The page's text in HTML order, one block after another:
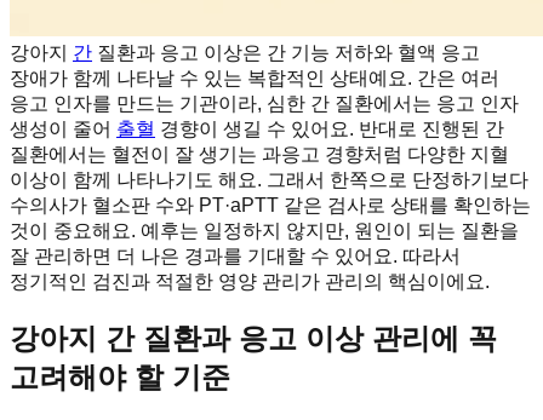
강아지 간 질환과 응고 이상은 간 기능 저하와 혈액 응고
장애가 함께 나타날 수 있는 복합적인 상태예요. 간은 여러
응고 인자를 만드는 기관이라, 심한 간 질환에서는 응고 인자
생성이 줄어 출혈 경향이 생길 수 있어요. 반대로 진행된 간
질환에서는 혈전이 잘 생기는 과응고 경향처럼 다양한 지혈
이상이 함께 나타나기도 해요. 그래서 한쪽으로 단정하기보다
수의사가 혈소판 수와 PT·aPTT 같은 검사로 상태를 확인하는
것이 중요해요. 예후는 일정하지 않지만, 원인이 되는 질환을
잘 관리하면 더 나은 경과를 기대할 수 있어요. 따라서
정기적인 검진과 적절한 영양 관리가 관리의 핵심이에요.
강아지 간 질환과 응고 이상 관리에 꼭
고려해야 할 기준